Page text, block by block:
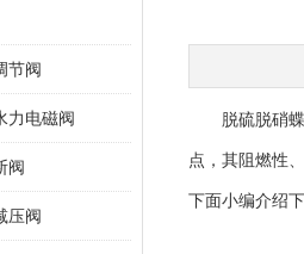
节阀
力电磁阀
阀
压阀
脱硫脱硝蝶
点，其阻燃性
下面小编介绍